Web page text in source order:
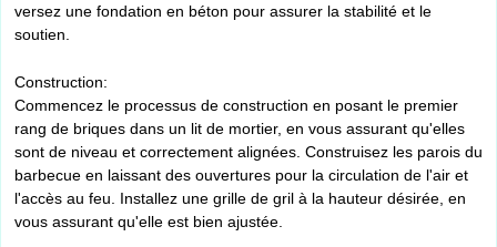
versez une fondation en béton pour assurer la stabilité et le
soutien.
Construction:
Commencez le processus de construction en posant le premier
rang de briques dans un lit de mortier, en vous assurant qu'elles
sont de niveau et correctement alignées. Construisez les parois du
barbecue en laissant des ouvertures pour la circulation de l'air et
l'accès au feu. Installez une grille de gril à la hauteur désirée, en
vous assurant qu'elle est bien ajustée.